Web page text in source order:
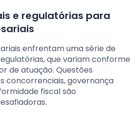
e regulatórias para
enfrentam uma série de
que variam conforme
de atuação. Questões
concorrenciais, governança
fiscal são